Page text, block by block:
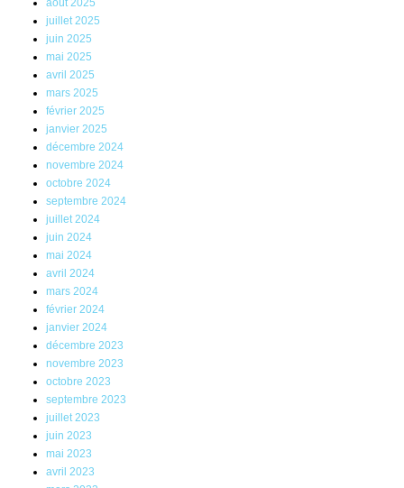
août 2025
juillet 2025
juin 2025
mai 2025
avril 2025
mars 2025
février 2025
janvier 2025
décembre 2024
novembre 2024
octobre 2024
septembre 2024
juillet 2024
juin 2024
mai 2024
avril 2024
mars 2024
février 2024
janvier 2024
décembre 2023
novembre 2023
octobre 2023
septembre 2023
juillet 2023
juin 2023
mai 2023
avril 2023